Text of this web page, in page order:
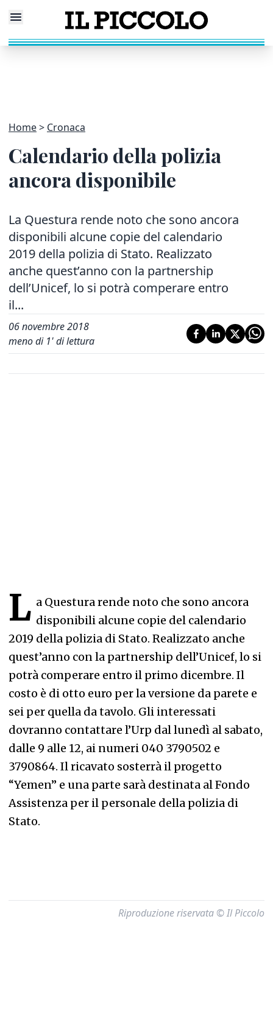
Home Cronaca
Calendario della polizia
ancora disponibile
La Questura rende noto che sono ancora
disponibili alcune copie del calendario
2019 della polizia di Stato. Realizzato
anche quest’anno con la partnership
dell’Unicef, lo si potrà comperare entro
il...
06 novembre 2018
meno di 1' di lettura
L a Questura rende noto che sono ancora
disponibili alcune copie del calendario
2019 della polizia di Stato. Realizzato anche
quest’anno con la partnership dell’Unicef, lo si
potrà comperare entro il primo dicembre. Il
costo è di otto euro per la versione da parete e
sei per quella da tavolo. Gli interessati
dovranno contattare l’Urp dal lunedì al sabato,
dalle 9 alle 12, ai numeri 040 3790502 e
3790864. Il ricavato sosterrà il progetto
“Yemen” e una parte sarà destinata al Fondo
Assistenza per il personale della polizia di
Stato.
Riproduzione riservata © Il Piccolo